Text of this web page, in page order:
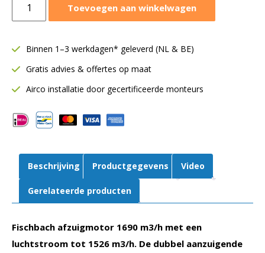
afzuigmotor
m3/h
D340-
E1
Toevoegen aan winkelwagen
Binnen 1–3 werkdagen* geleverd (NL & BE)
Gratis advies & offertes op maat
Airco installatie door gecertificeerde monteurs
Beschrijving Productgegevens Video
Gerelateerde producten
Fischbach afzuigmotor 1690 m3/h met een
luchtstroom tot 1526 m3/h. De dubbel aanzuigende